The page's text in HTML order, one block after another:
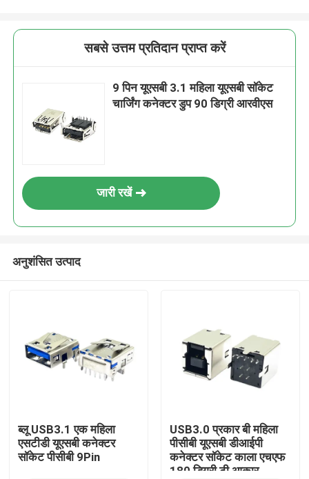
सबसे उत्तम प्रतिदान प्राप्त करें
9 पिन यूएसबी 3.1 महिला यूएसबी सॉकेट
चार्जिंग कनेक्टर डुप 90 डिग्री आरवीएस
जारी रखें
अनुशंसित उत्पाद
ब्लू USB3.1 एक महिला
एसटीडी यूएसबी कनेक्टर
सॉकेट पीसीबी 9Pin
USB3.0 प्रकार बी महिला
पीसीबी यूएसबी डीआईपी
कनेक्टर सॉकेट काला एचएफ
180 डिग्री टी आकार